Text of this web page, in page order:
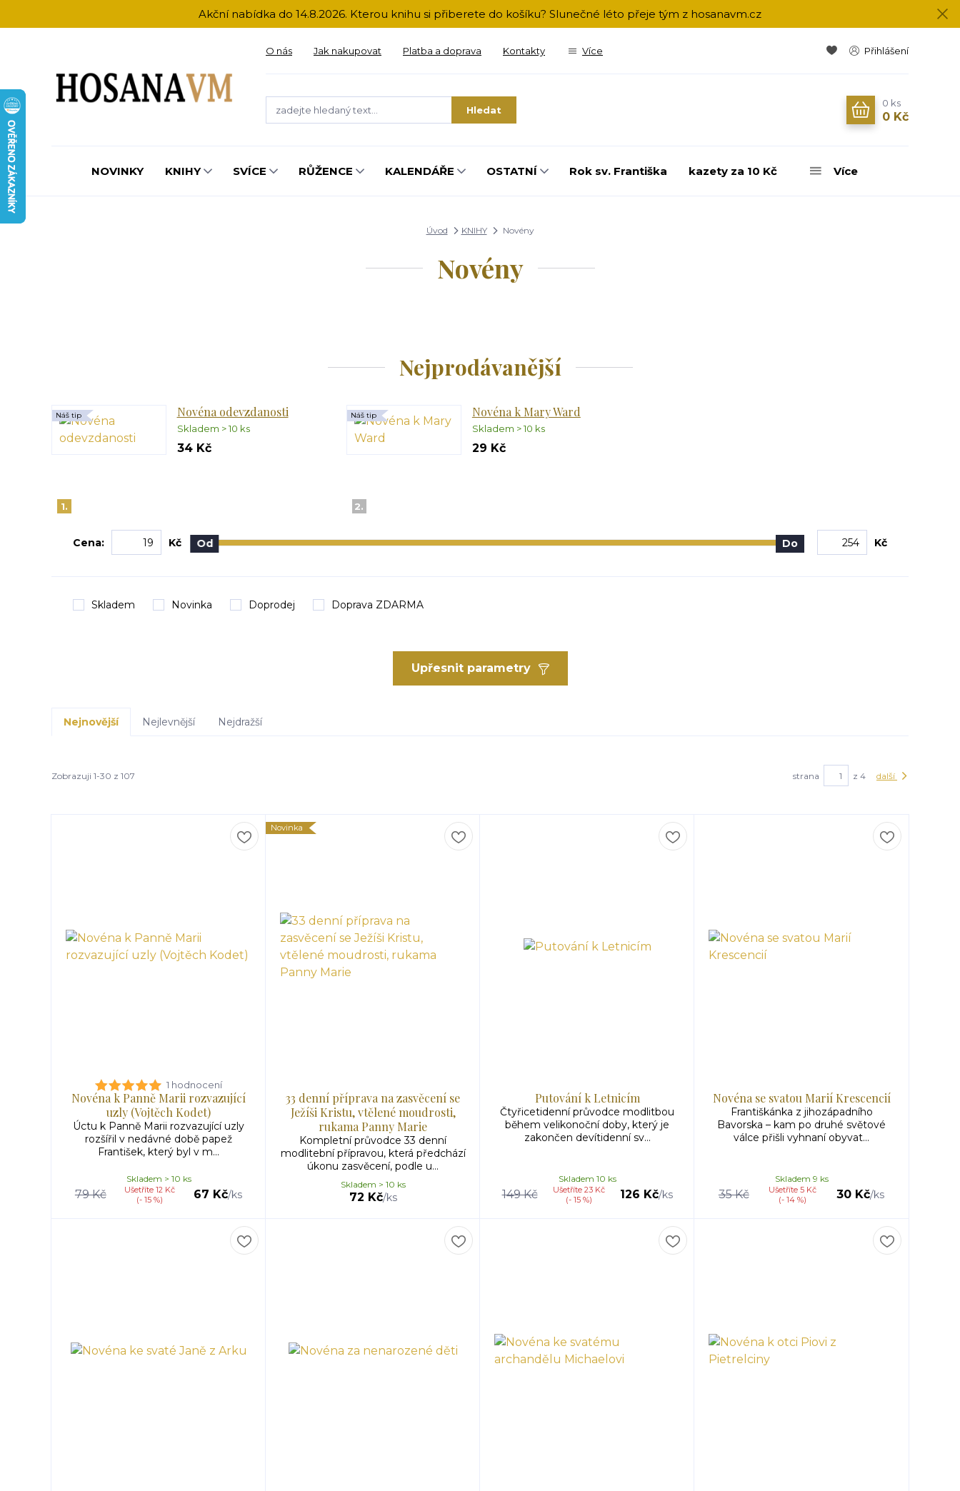
Akční nabídka do 14.8.2026. Kterou knihu si přiberete do košíku? Slunečné léto přeje tým z hosanavm.cz
O nás Jak nakupovat Platba a doprava Kontakty Více Přihlášení
Hledat
0 ks
0 Kč
NOVINKY KNIHY SVÍCE RŮŽENCE KALENDÁŘE OSTATNÍ Rok sv. Františka kazety za 10 Kč Více
Úvod KNIHY Novény
Novény
Nejprodávanější
1.
Novéna odevzdanosti
Skladem > 10 ks
Náš tip
34 Kč
2.
Novéna k Mary Ward
Skladem > 10 ks
Náš tip
29 Kč
Upřesnit parametry
Cena: Kč Od Do Kč
Skladem Novinka Doprodej Doprava ZDARMA
Nejnovější Nejlevnější Nejdražší
Zobrazuji 1-30 z 107 strana z 4 další
1 hodnocení
Novéna k Panně Marii rozvazující
uzly (Vojtěch Kodet)
Úctu k Panně Marii rozvazující uzly
rozšířil v nedávné době papež
František, který byl v m...
79 Kč
Ušetříte 12 Kč
(- 15 %)
67 Kč/ks
Skladem > 10 ks
Novinka
33 denní příprava na zasvěcení se
Ježíši Kristu, vtělené moudrosti,
rukama Panny Marie
Kompletní průvodce 33 denní
modlitební přípravou, která předchází
úkonu zasvěcení, podle u...
72 Kč/ks
Skladem > 10 ks
Putování k Letnicím
Čtyřicetidenní průvodce modlitbou
během velikonoční doby, který je
zakončen devítidenní sv...
149 Kč
Ušetříte 23 Kč
(- 15 %)
126 Kč/ks
Skladem 10 ks
Novéna se svatou Marií Krescencií
Františkánka z jihozápadního
Bavorska – kam po druhé světové
válce přišli vyhnaní obyvat...
35 Kč
Ušetříte 5 Kč
(- 14 %)
30 Kč/ks
Skladem 9 ks